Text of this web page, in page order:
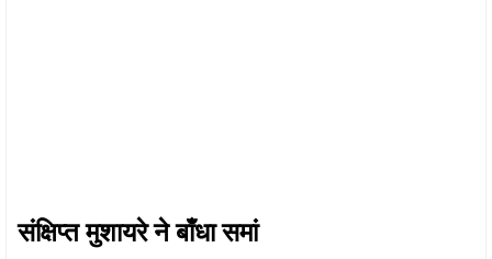
संक्षिप्त मुशायरे ने बाँधा समां